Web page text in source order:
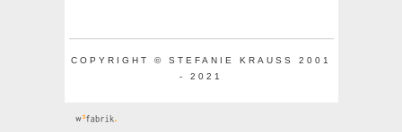
COPYRIGHT © STEFANIE KRAUSS 2001
- 2021